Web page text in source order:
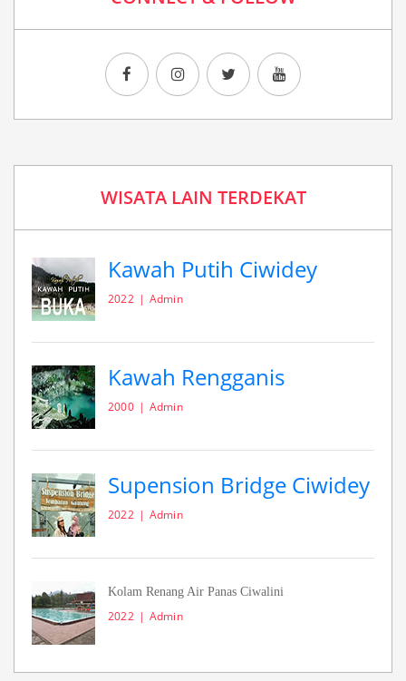
WISATA LAIN TERDEKAT
Kawah Putih Ciwidey
2022 Admin
Kawah Rengganis
2000 Admin
Supension Bridge Ciwidey
2022 Admin
Kolam Renang Air Panas Ciwalini
2022 Admin